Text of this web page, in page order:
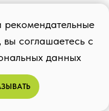
вы соглашаетесь с
данных